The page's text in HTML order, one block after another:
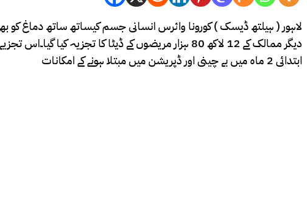
لاہور ( ہیلتھ ڈیسک ) کورونا وائرس انسانی جسم کیساتھ ساتھ دماغ کو
دیگر ممالک کے 12 لاکھ 80 ہزار مریضوں کے ڈیٹا کا
ابتدائی 2 ماہ میں بے چینی اور ڈپریشن میں مبتلا ہونے کے امکانات